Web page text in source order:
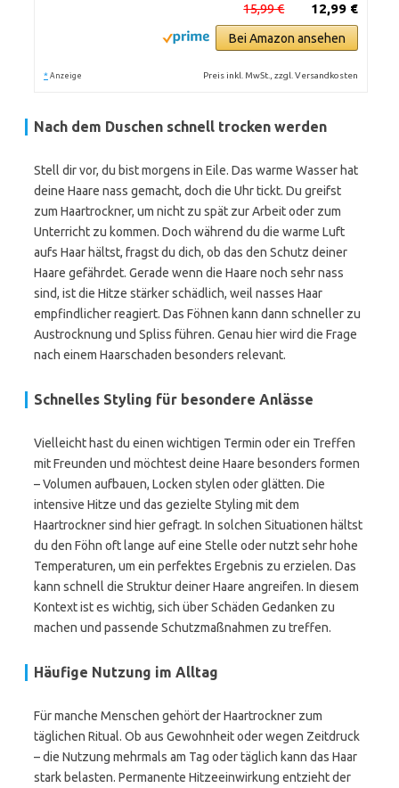
12,99 €
15,99 €
Bei Amazon ansehen
* Anzeige Preis inkl. MwSt., zzgl. Versandkosten
Nach dem Duschen schnell trocken werden
Stell dir vor, du bist morgens in Eile. Das warme Wasser hat
deine Haare nass gemacht, doch die Uhr tickt. Du greifst
zum Haartrockner, um nicht zu spät zur Arbeit oder zum
Unterricht zu kommen. Doch während du die warme Luft
aufs Haar hältst, fragst du dich, ob das den Schutz deiner
Haare gefährdet. Gerade wenn die Haare noch sehr nass
sind, ist die Hitze stärker schädlich, weil nasses Haar
empfindlicher reagiert. Das Föhnen kann dann schneller zu
Austrocknung und Spliss führen. Genau hier wird die Frage
nach einem Haarschaden besonders relevant.
Schnelles Styling für besondere Anlässe
Vielleicht hast du einen wichtigen Termin oder ein Treffen
mit Freunden und möchtest deine Haare besonders formen
– Volumen aufbauen, Locken stylen oder glätten. Die
intensive Hitze und das gezielte Styling mit dem
Haartrockner sind hier gefragt. In solchen Situationen hältst
du den Föhn oft lange auf eine Stelle oder nutzt sehr hohe
Temperaturen, um ein perfektes Ergebnis zu erzielen. Das
kann schnell die Struktur deiner Haare angreifen. In diesem
Kontext ist es wichtig, sich über Schäden Gedanken zu
machen und passende Schutzmaßnahmen zu treffen.
Häufige Nutzung im Alltag
Für manche Menschen gehört der Haartrockner zum
täglichen Ritual. Ob aus Gewohnheit oder wegen Zeitdruck
– die Nutzung mehrmals am Tag oder täglich kann das Haar
stark belasten. Permanente Hitzeeinwirkung entzieht der